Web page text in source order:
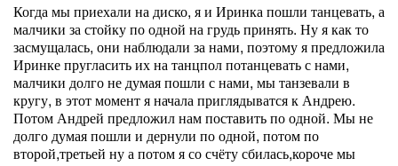
Когда мы приехали на диско, я и Иринка пошли танцевать, а
малчики за стойку по одной на грудь принять. Ну я как то
засмущалась, они наблюдали за нами, поэтому я предложила
Иринке пругласить их на танцпол потанцевать с нами,
малчики долго не думая пошли с нами, мы танзевали в
кругу, в этот момент я начала приглядыватся к Андрею.
Потом Андрей предложил нам поставить по одной. Мы не
долго думая пошли и дернули по одной, потом по
второй,третьей ну а потом я со счёту сбилась,короче мы